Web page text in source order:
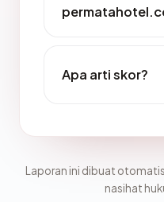
Apa arti skor?
Laporan ini dibuat
nasihat